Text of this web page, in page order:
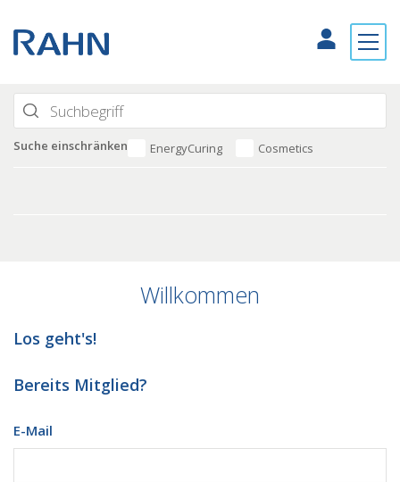
Suche einschränken EnergyCuring Cosmetics
Willkommen
Los geht's!
Bereits Mitglied?
E-Mail